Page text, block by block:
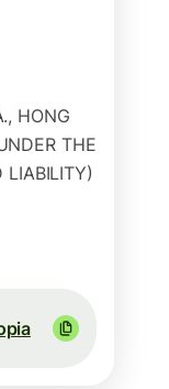
HONG
THE
LIABILITY)